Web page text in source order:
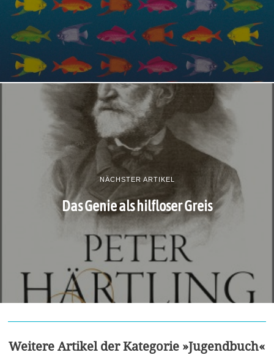
NÄCHSTER ARTIKEL
Das Genie als hilfloser Greis
Weitere Artikel der Kategorie »Jugendbuch«